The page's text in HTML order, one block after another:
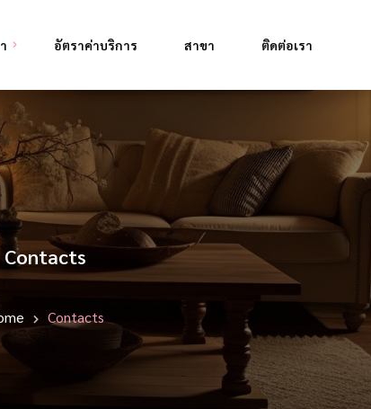
อัตราค่าบริการ สาขา ติดต่อเรา
Contacts
Contacts